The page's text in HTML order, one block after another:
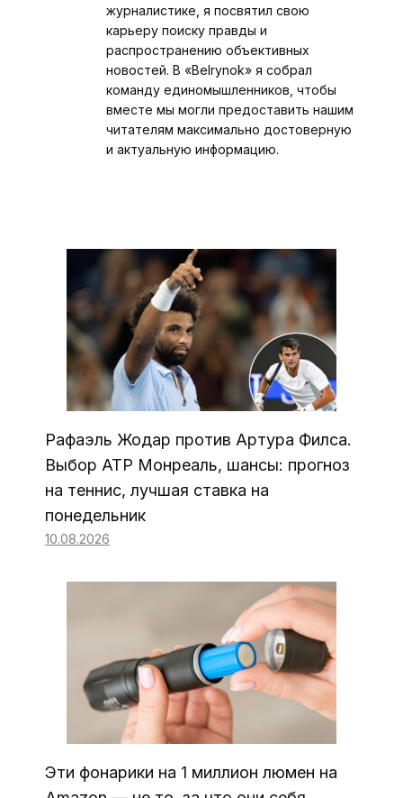
журналистике, я посвятил свою
карьеру поиску правды и
распространению объективных
новостей. В «Belrynok» я собрал
команду единомышленников, чтобы
вместе мы могли предоставить нашим
читателям максимально достоверную
и актуальную информацию.
Рафаэль Жодар против Артура Филса.
Выбор ATP Монреаль, шансы: прогноз
на теннис, лучшая ставка на
понедельник
10.08.2026
Эти фонарики на 1 миллион люмен на